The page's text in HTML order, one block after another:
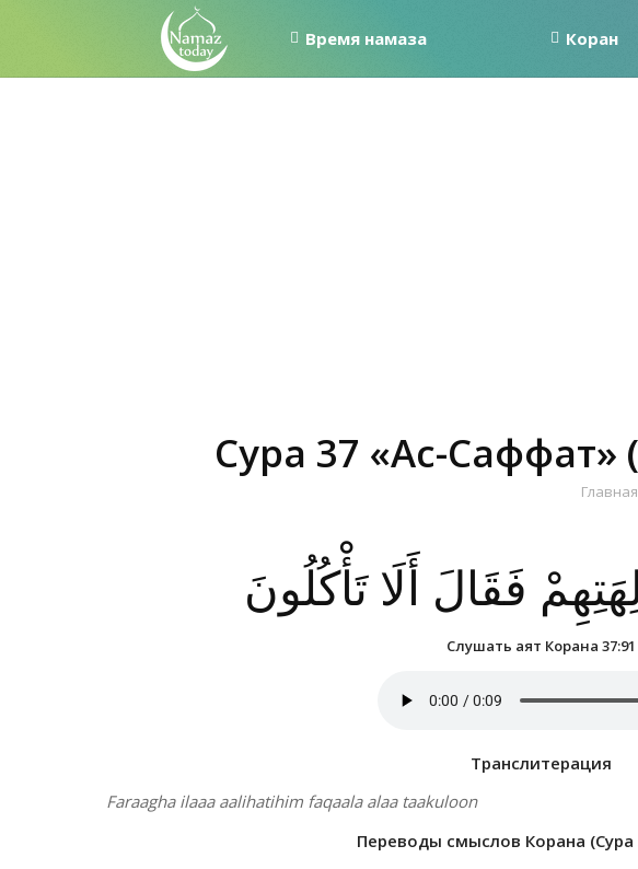
Время намаза Коран
Сура 37 «Ас-
Вы здесь:
Главная
فَقَالَ أَلَا تَأْكُلُونَ
Слушать аят Корана 37:91
Транслитерация
Faraagha ilaaa aalihatihim faqaala alaa taakuloon
Переводы смыслов Корана (Сура